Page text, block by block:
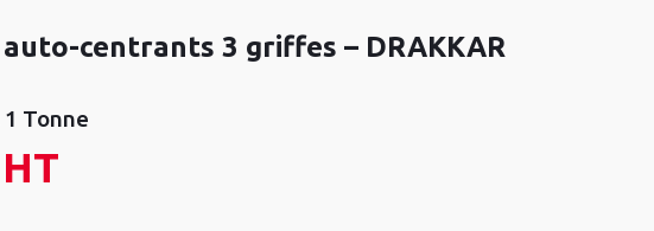
centrants 3 griffes – DRAKKAR
1 Tonne